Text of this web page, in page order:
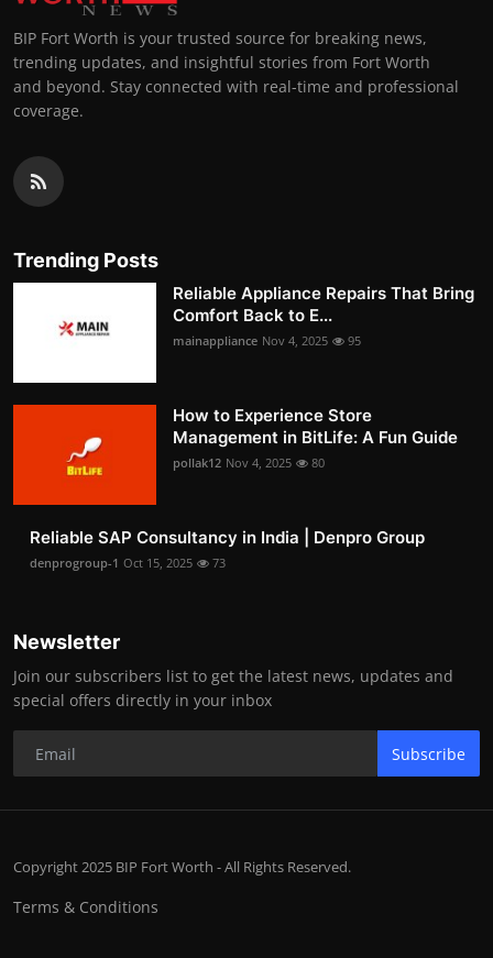
BIP Fort Worth is your trusted source for breaking news,
trending updates, and insightful stories from Fort Worth
and beyond. Stay connected with real-time and professional
coverage.
Trending Posts
Reliable Appliance Repairs That Bring
Comfort Back to E...
mainappliance Nov 4, 2025 95
How to Experience Store
Management in BitLife: A Fun Guide
pollak12 Nov 4, 2025 80
Reliable SAP Consultancy in India | Denpro Group
denprogroup-1 Oct 15, 2025 73
Newsletter
Join our subscribers list to get the latest news, updates and
special offers directly in your inbox
Subscribe
Copyright 2025 BIP Fort Worth - All Rights Reserved.
Terms & Conditions